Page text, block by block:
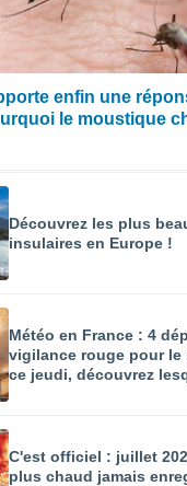
enfin une
le moustique
Découvrez les plus
insulaires en Europe !
Météo en France : 4
vigilance rouge pour
ce jeudi, découvrez
C'est officiel : juillet
plus chaud jamais